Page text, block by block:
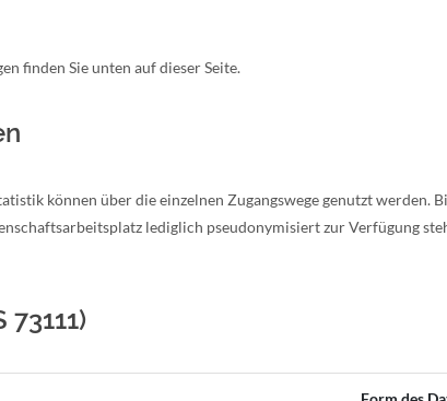
finden Sie unten auf dieser Seite.
können über die einzelnen Zugangswege genutzt werden.
lediglich pseudonymisiert zur Verfügung